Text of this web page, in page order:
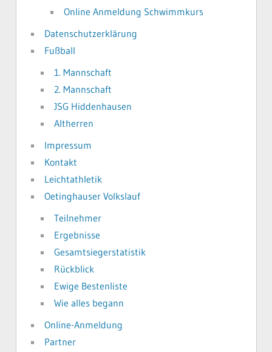
Online Anmeldung Schwimmkurs
Datenschutzerklärung
Fußball
1. Mannschaft
2. Mannschaft
JSG Hiddenhausen
Altherren
Impressum
Kontakt
Leichtathletik
Oetinghauser Volkslauf
Teilnehmer
Ergebnisse
Gesamtsiegerstatistik
Rückblick
Ewige Bestenliste
Wie alles begann
Online-Anmeldung
Partner